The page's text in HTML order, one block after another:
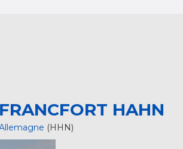
FRANCFORT HAHN
(HHN)